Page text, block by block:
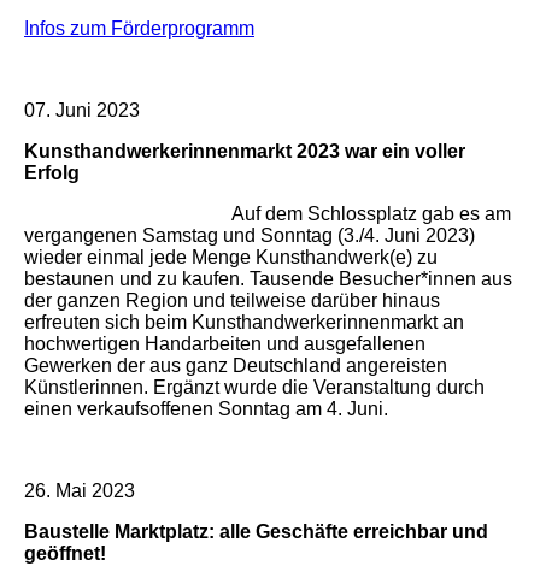
Infos zum Förderprogramm
07. Juni 2023
Kunsthandwerkerinnenmarkt 2023 war ein voller
Erfolg
Auf dem Schlossplatz gab es am
vergangenen Samstag und Sonntag (3./4. Juni 2023)
wieder einmal jede Menge Kunsthandwerk(e) zu
bestaunen und zu kaufen. Tausende Besucher*innen aus
der ganzen Region und teilweise darüber hinaus
erfreuten sich beim Kunsthandwerkerinnenmarkt an
hochwertigen Handarbeiten und ausgefallenen
Gewerken der aus ganz Deutschland angereisten
Künstlerinnen. Ergänzt wurde die Veranstaltung durch
einen verkaufsoffenen Sonntag am 4. Juni.
26. Mai 2023
Baustelle Marktplatz: alle Geschäfte erreichbar und
geöffnet!